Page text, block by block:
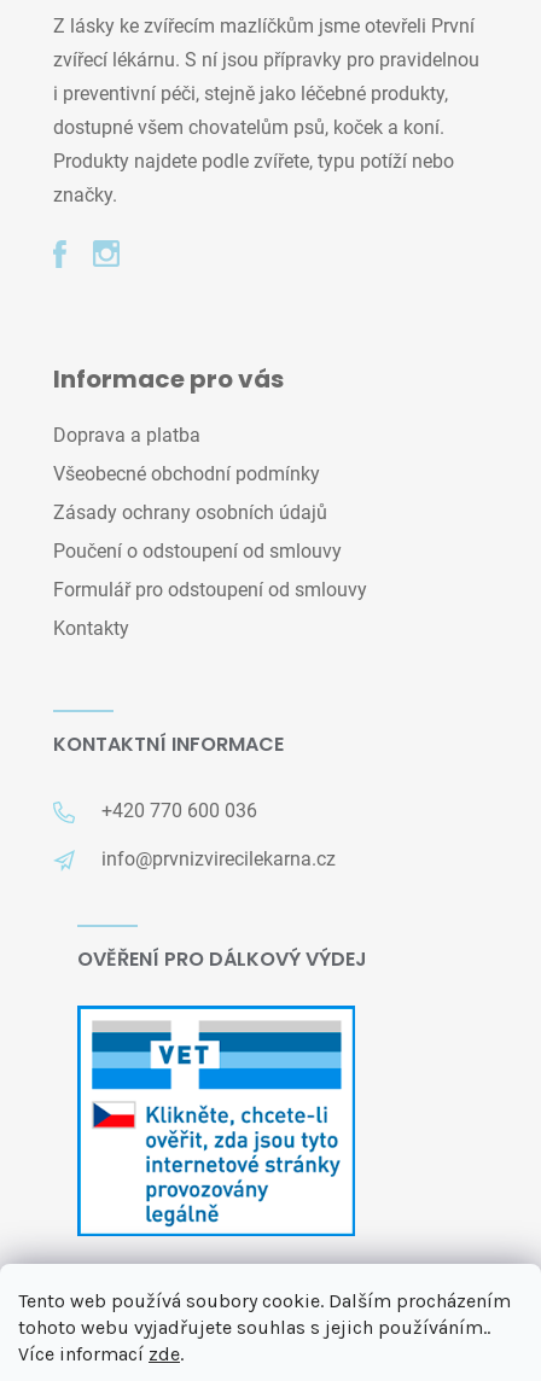
Tento web používá soubory cookie. Dalším procházením
tohoto webu vyjadřujete souhlas s jejich používáním..
Více informací zde.
Z lásky ke zvířecím mazlíčkům jsme otevřeli První
zvířecí lékárnu. S ní jsou přípravky pro pravidelnou
i preventivní péči, stejně jako léčebné produkty,
dostupné všem chovatelům psů, koček a koní.
Produkty najdete podle zvířete, typu potíží nebo
značky.
Informace pro vás
Doprava a platba
Všeobecné obchodní podmínky
Zásady ochrany osobních údajů
Poučení o odstoupení od smlouvy
Formulář pro odstoupení od smlouvy
Kontakty
KONTAKTNÍ INFORMACE
+420 770 600 036
info@prvnizvirecilekarna.cz
OVĚŘENÍ PRO DÁLKOVÝ VÝDEJ